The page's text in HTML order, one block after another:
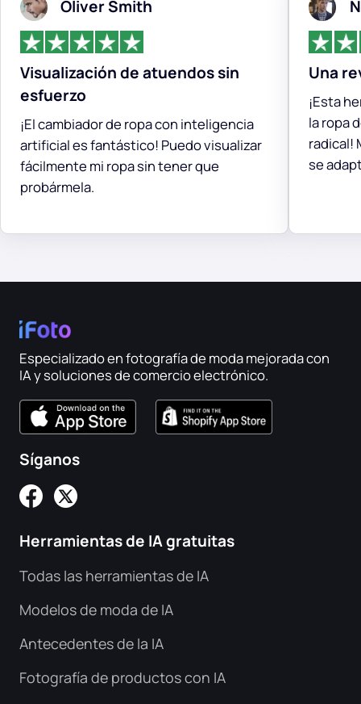
Oliver Smith
Visualización de atuendos sin
esfuerzo
¡El cambiador de ropa con inteligencia
artificial es fantástico! Puedo visualizar
fácilmente mi ropa sin tener que
probármela.
Una
¡Esta
la ropa
radical!
se
Especializado en fotografía de moda mejorada con
IA y soluciones de comercio electrónico.
Síganos
Herramientas de IA gratuitas
Todas las herramientas de IA
Modelos de moda de IA
Antecedentes de la IA
Fotografía de productos con IA